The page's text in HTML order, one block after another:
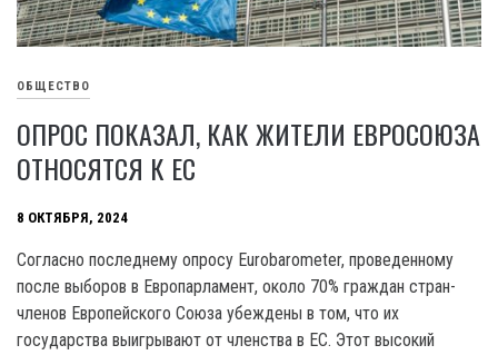
ОБЩЕСТВО
ОПРОС ПОКАЗАЛ, КАК ЖИТЕЛИ ЕВРОСОЮЗА
ОТНОСЯТСЯ К ЕС
8 ОКТЯБРЯ, 2024
Согласно последнему опросу Eurobarometer, проведенному
после выборов в Европарламент, около 70% граждан стран-
членов Европейского Союза убеждены в том, что их
государства выигрывают от членства в ЕС. Этот высокий